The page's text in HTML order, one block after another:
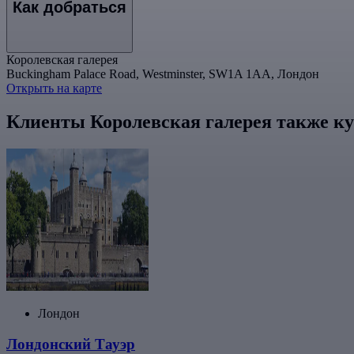
Как добраться
Королевская галерея
Buckingham Palace Road, Westminster, SW1A 1AA, Лондон
Открыть на карте
Клиенты Королевская галерея также
Лондон
Лондонский Тауэр